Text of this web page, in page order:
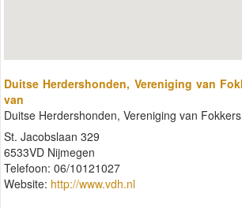
Duitse Herdershonden, Vereniging van
van
Duitse Herdershonden, Vereniging van
St. Jacobslaan 329
6533VD Nijmegen
Telefoon: 06/10121027
Website: http://www.vdh.nl